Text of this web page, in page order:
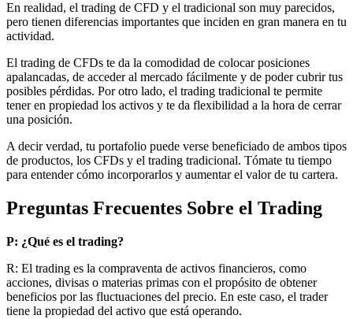
En realidad, el trading de CFD y el tradicional son muy parecidos,
pero tienen diferencias importantes que inciden en gran manera en tu
actividad.
El trading de CFDs te da la comodidad de colocar posiciones
apalancadas, de acceder al mercado fácilmente y de poder cubrir tus
posibles pérdidas. Por otro lado, el trading tradicional te permite
tener en propiedad los activos y te da flexibilidad a la hora de cerrar
una posición.
A decir verdad, tu portafolio puede verse beneficiado de ambos tipos
de productos, los CFDs y el trading tradicional. Tómate tu tiempo
para entender cómo incorporarlos y aumentar el valor de tu cartera.
Preguntas Frecuentes Sobre el Trading
P: ¿Qué es el trading?
R: El trading es la compraventa de activos financieros, como
acciones, divisas o materias primas con el propósito de obtener
beneficios por las fluctuaciones del precio. En este caso, el trader
tiene la propiedad del activo que está operando.